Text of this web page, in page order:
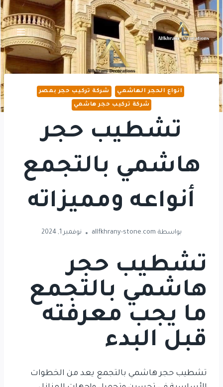
التجاوز
إلى
المحتوى
انواع الحجر الهاشمي شركة تركيب حجر بمصر
شركة تركيب حجر هاشمي
تشطيب حجر
هاشمي بالتجمع
أنواعه ومميزاته
بواسطة allfkhrany-stone.com نوفمبر 1, 2024
تشطيب حجر
هاشمي بالتجمع
ما يجب معرفته
قبل البدء
تشطيب حجر هاشمي بالتجمع يعد من الخطوات